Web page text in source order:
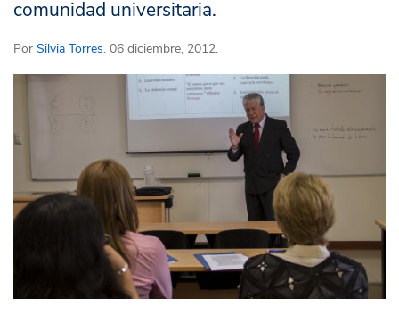
comunidad universitaria.
Por Silvia Torres. 06 diciembre, 2012.